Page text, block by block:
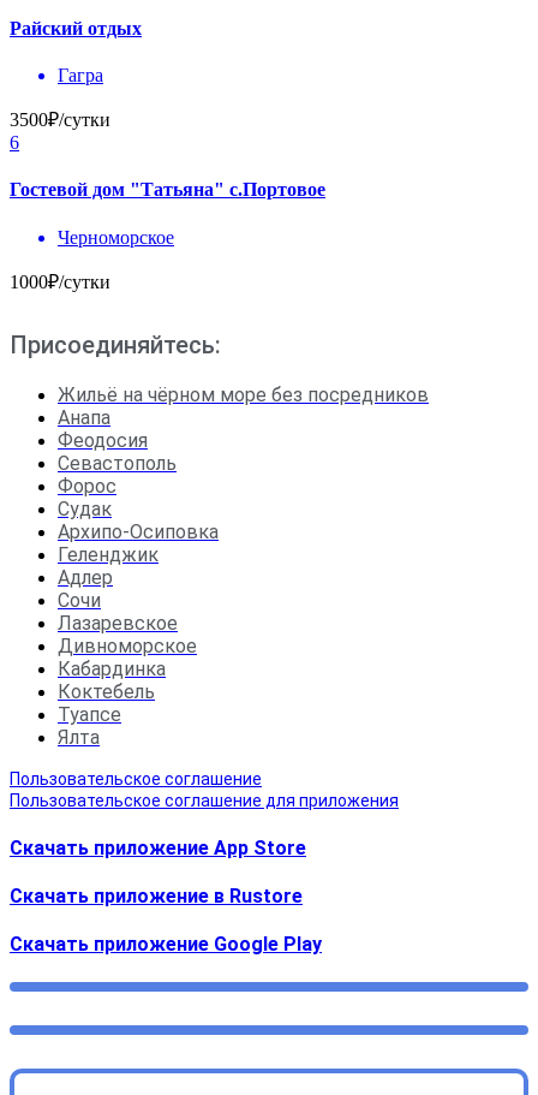
Райский отдых
Гагра
3500₽/сутки
6
Гостевой дом "Татьяна" с.Портовое
Черноморское
1000₽/сутки
Присоединяйтесь:
Жильё на чёрном море без посредников
Анапа
Феодосия
Севастополь
Форос
Судак
Архипо-Осиповка
Геленджик
Адлер
Сочи
Лазаревское
Дивноморское
Кабардинка
Коктебель
Туапсе
Ялта
Пользовательское соглашение
Пользовательское соглашение для приложения
Скачать приложение App Store
Скачать приложение в Rustore
Cкачать приложение Google Play